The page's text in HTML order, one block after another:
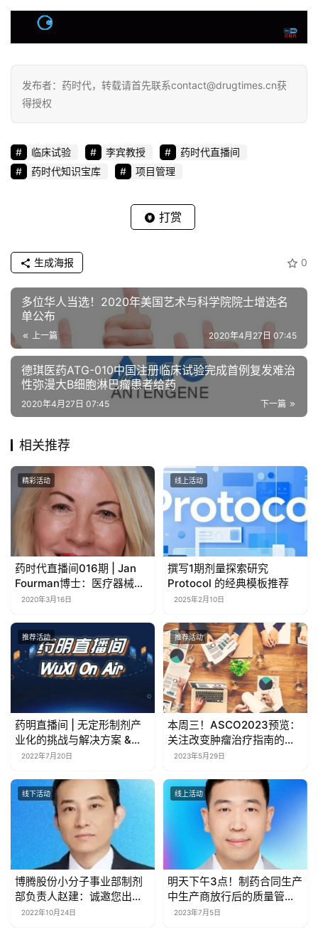
发布者：药时代，转载请首先联系contact@drugtimes.cn获
得授权
临床试验 李宾教授
药时代直播间
药时代知识宝库
项目管理
打赏
0
生成海报
多位华人当选！2020年美国艺术与科学院院士增选名
单公布
上一篇 2020年4月27日 07:45
德琪医药ATG-010中国注册临床试验完成首例复发难治
性弥漫大B细胞淋巴瘤患者给药
下一篇
2020年4月27日 07:45
相关推荐
精彩活动
药时代直播间016期 | Jan
Fourman博士：医疗器械和
组合产品之FDA法规及注册
器械简介之二
2020年3月16日
线上活动
撰写1期剂量探索研究
Protocol 的经典模板推荐
2025年2月10日
推荐活动
药明直播间 | 无定形制剂产
业化的挑战与解决方案 &
NDA及PPQ阶段原料药分析
2022年7月20日
推荐活动
本周三！ASCO2023预览：
关注改变肿瘤治疗指南的临
床试验，撬动市场的关键数
的崛起 | 药时代直播间
2023年5月29日
线下活动
博腾股份小分子事业部制剂
部负责人赵建：诚邀您出席
2022第三届中国新药CMC
2022年10月24日
线上活动
明天下午3点！制药合同生产
中生产商放行后的质量管理 |
药时代直播间
2023年7月5日